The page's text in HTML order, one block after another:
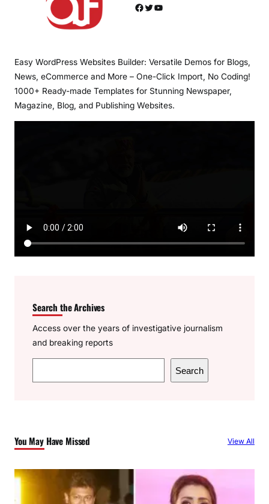
Facebook Twitter YouTube
Easy WordPress Websites Builder: Versatile Demos for Blogs,
News, eCommerce and More – One-Click Import, No Coding!
1000+ Ready-made Templates for Stunning Newspaper,
Magazine, Blog, and Publishing Websites.
Search the Archives
Access over the years of investigative journalism
and breaking reports
e
h
Search
You May Have Missed View All